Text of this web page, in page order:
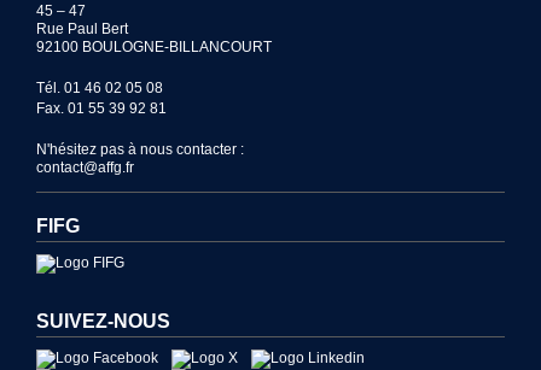
45 – 47
Rue Paul Bert
92100 BOULOGNE-BILLANCOURT
Tél. 01 46 02 05 08
Fax. 01 55 39 92 81
N'hésitez pas à nous contacter :
contact@affg.fr
FIFG
SUIVEZ-NOUS